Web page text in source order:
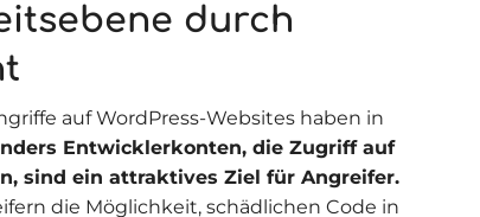
durch
auf WordPress-Websites haben in
Entwicklerkonten, die Zugriff auf
sind ein attraktives Ziel für Angreifer.
die Möglichkeit, schädlichen Code in